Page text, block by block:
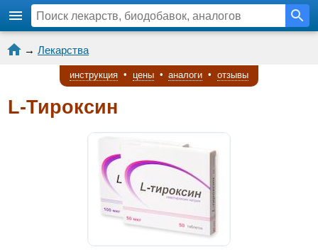
→ Лекарства
инструкция • цены • аналоги • отзывы
L-Тироксин